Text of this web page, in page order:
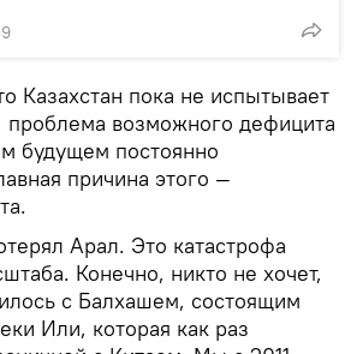
Казахстан пока не испытывает
проблема возможного дефицита
будущем постоянно
причина этого —
Арал. Это катастрофа
Конечно, никто не хочет,
с Балхашем, состоящим
Или, которая как раз